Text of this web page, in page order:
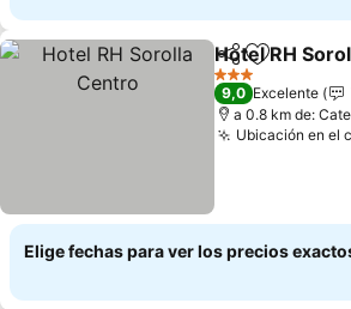
Compartir
Agregar
Hotel RH
3 Estrellas
9,0 Excelente
a 0.8 km de:
Ubicación en el
Elige fechas para ver los precios